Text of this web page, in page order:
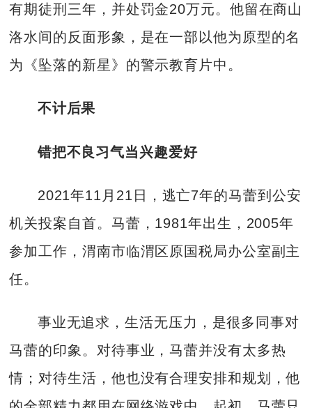
有期徒刑三年，并处罚金20万元。他留在商山
洛水间的反面形象，是在一部以他为原型的名
为《坠落的新星》的警示教育片中。
不计后果
错把不良习气当兴趣爱好
2021年11月21日，逃亡7年的马蕾到公安
机关投案自首。马蕾，1981年出生，2005年
参加工作，渭南市临渭区原国税局办公室副主
任。
事业无追求，生活无压力，是很多同事对
马蕾的印象。对待事业，马蕾并没有太多热
情；对待生活，他也没有合理安排和规划，他